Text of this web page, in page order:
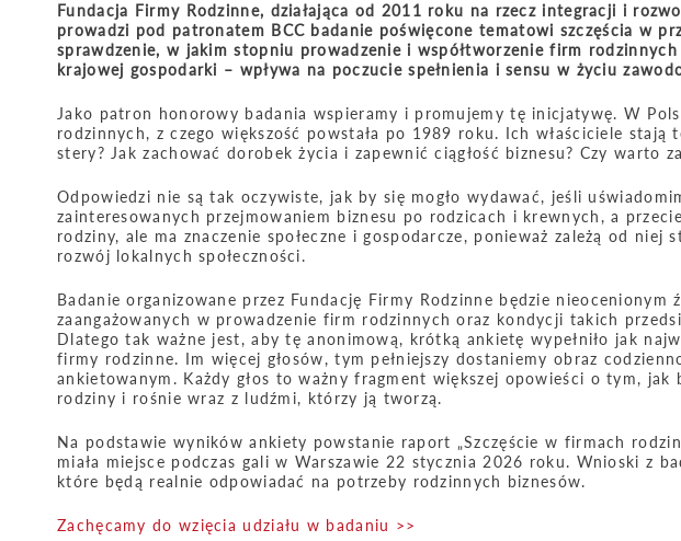
Fundacja Firmy Rodzinne, działająca od 2011 roku na rzecz integracji i
prowadzi pod patronatem BCC badanie poświęcone tematowi szczęścia w
sprawdzenie, w jakim stopniu prowadzenie i współtworzenie firm
krajowej gospodarki – wpływa na poczucie spełnienia i sensu w życiu
Jako patron honorowy badania wspieramy i promujemy tę inicjatywę. W
rodzinnych, z czego większość powstała po 1989 roku. Ich właściciele stają
stery? Jak zachować dorobek życia i zapewnić ciągłość biznesu? Czy warto
Odpowiedzi nie są tak oczywiste, jak by się mogło wydawać, jeśli
zainteresowanych przejmowaniem biznesu po rodzicach i krewnych, a
rodziny, ale ma znaczenie społeczne i gospodarcze, ponieważ zależą od
rozwój lokalnych społeczności.
Badanie organizowane przez Fundację Firmy Rodzinne będzie
zaangażowanych w prowadzenie firm rodzinnych oraz kondycji takich
Dlatego tak ważne jest, aby tę anonimową, krótką ankietę wypełniło jak
firmy rodzinne. Im więcej głosów, tym pełniejszy dostaniemy obraz
ankietowanym. Każdy głos to ważny fragment większej opowieści o tym, jak
rodziny i rośnie wraz z ludźmi, którzy ją tworzą.
Na podstawie wyników ankiety powstanie raport „Szczęście w firmach
miała miejsce podczas gali w Warszawie 22 stycznia 2026 roku. Wnioski z
które będą realnie odpowiadać na potrzeby rodzinnych biznesów.
Zachęcamy do wzięcia udziału w badaniu >>